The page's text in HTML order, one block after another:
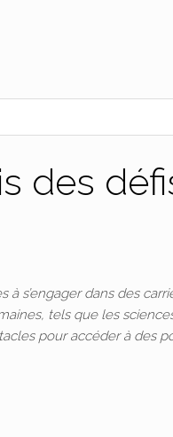
des
s’engager dans des
tels que les
pour accéder à des